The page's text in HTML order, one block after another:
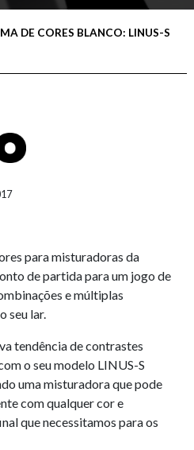
DE CORES BLANCO: LINUS-S
para misturadoras da
de partida para um jogo de
e múltiplas
seu lar.
tendência de contrastes
o seu modelo LINUS-S
uma misturadora que pode
com qualquer cor e
que necessitamos para os